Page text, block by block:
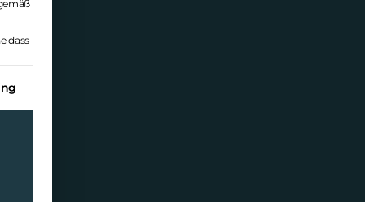
dass
erteilt werden kann. Die erste